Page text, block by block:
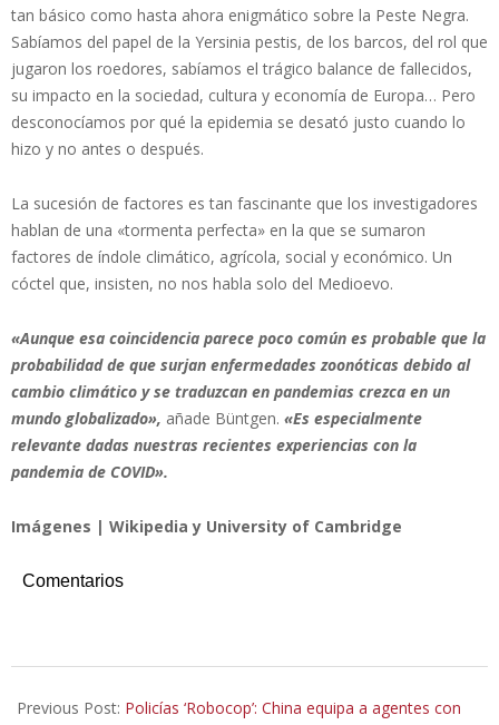
tan básico como hasta ahora enigmático sobre la Peste Negra.
Sabíamos del papel de la Yersinia pestis, de los barcos, del rol que
jugaron los roedores, sabíamos el trágico balance de fallecidos,
su impacto en la sociedad, cultura y economía de Europa… Pero
desconocíamos por qué la epidemia se desató justo cuando lo
hizo y no antes o después.
La sucesión de factores es tan fascinante que los investigadores
hablan de una «tormenta perfecta» en la que se sumaron
factores de índole climático, agrícola, social y económico. Un
cóctel que, insisten, no nos habla solo del Medioevo.
«Aunque esa coincidencia parece poco común es probable que la
probabilidad de que surjan enfermedades zoonóticas debido al
cambio climático y se traduzcan en pandemias crezca en un
mundo globalizado», añade Büntgen. «Es especialmente
relevante dadas nuestras recientes experiencias con la
pandemia de COVID».
Imágenes | Wikipedia y University of Cambridge
Comentarios
12-
Previous Post: Policías ‘Robocop’: China equipa a agentes con